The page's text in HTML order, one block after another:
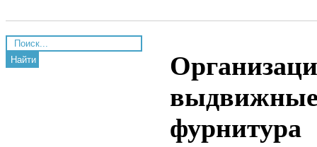
Найти
фурнитура